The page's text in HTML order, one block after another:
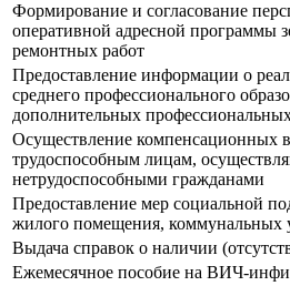
Формирование и согласование
оперативной адресной программы
ремонтных работ
Предоставление информации о
среднего профессионального
дополнительных
Осуществление компенсационных
трудоспособным лицам,
нетрудоспособными гражданами
Предоставление мер социальной
жилого помещения, коммунальных
Выдача справок о наличии
Ежемесячное пособие на ВИЧ-